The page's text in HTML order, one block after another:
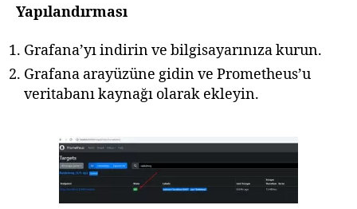
Yapılandırması
Grafana’yı indirin ve bilgisayarınıza kurun.
Grafana arayüzüne gidin ve Prometheus’u
veritabanı kaynağı olarak ekleyin.